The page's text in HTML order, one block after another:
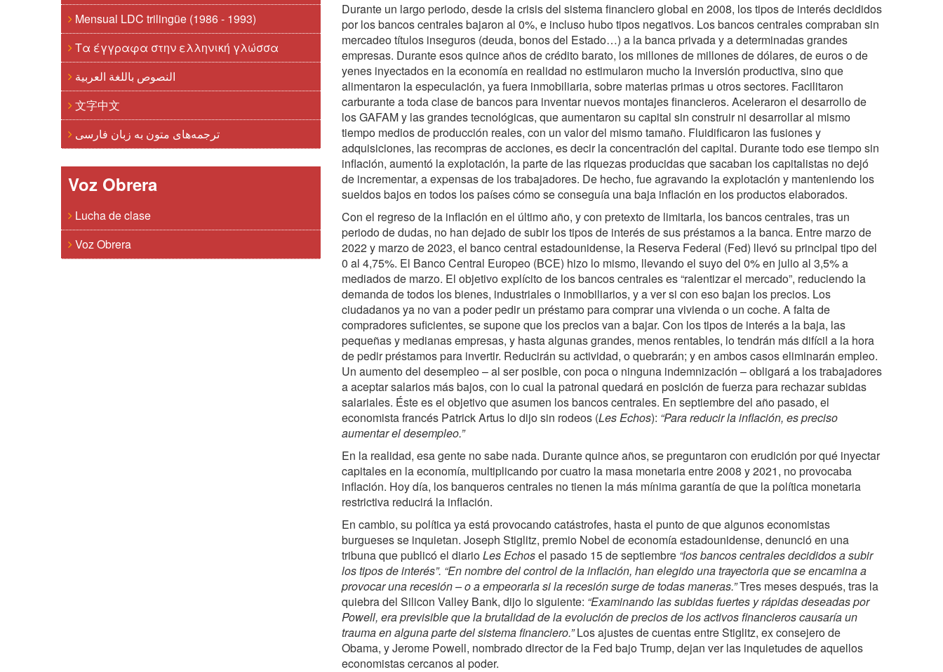
Mensual LDC trilingüe (1986 - 1993)
Τα έγγραφα στην ελληνική γλώσσα
النصوص باللغة العربية
文字中文
ترجمه‌های متون به زبان فارسی
Voz Obrera
Lucha de clase
Voz Obrera
Durante un largo periodo, desde la crisis del sistema financiero global en 2008, los tipos de interés decididos
por los bancos centrales bajaron al 0%, e incluso hubo tipos negativos. Los bancos centrales compraban sin
mercadeo títulos inseguros (deuda, bonos del Estado…) a la banca privada y a determinadas grandes
empresas. Durante esos quince años de crédito barato, los millones de millones de dólares, de euros o de
yenes inyectados en la economía en realidad no estimularon mucho la inversión productiva, sino que
alimentaron la especulación, ya fuera inmobiliaria, sobre materias primas u otros sectores. Facilitaron
carburante a toda clase de bancos para inventar nuevos montajes financieros. Aceleraron el desarrollo de
los GAFAM y las grandes tecnológicas, que aumentaron su capital sin construir ni desarrollar al mismo
tiempo medios de producción reales, con un valor del mismo tamaño. Fluidificaron las fusiones y
adquisiciones, las recompras de acciones, es decir la concentración del capital. Durante todo ese tiempo sin
inflación, aumentó la explotación, la parte de las riquezas producidas que sacaban los capitalistas no dejó
de incrementar, a expensas de los trabajadores. De hecho, fue agravando la explotación y manteniendo los
sueldos bajos en todos los países cómo se conseguía una baja inflación en los productos elaborados.
Con el regreso de la inflación en el último año, y con pretexto de limitarla, los bancos centrales, tras un
periodo de dudas, no han dejado de subir los tipos de interés de sus préstamos a la banca. Entre marzo de
2022 y marzo de 2023, el banco central estadounidense, la Reserva Federal (Fed) llevó su principal tipo del
0 al 4,75%. El Banco Central Europeo (BCE) hizo lo mismo, llevando el suyo del 0% en julio al 3,5% a
mediados de marzo. El objetivo explícito de los bancos centrales es “ralentizar el mercado”, reduciendo la
demanda de todos los bienes, industriales o inmobiliarios, y a ver si con eso bajan los precios. Los
ciudadanos ya no van a poder pedir un préstamo para comprar una vivienda o un coche. A falta de
compradores suficientes, se supone que los precios van a bajar. Con los tipos de interés a la baja, las
pequeñas y medianas empresas, y hasta algunas grandes, menos rentables, lo tendrán más difícil a la hora
de pedir préstamos para invertir. Reducirán su actividad, o quebrarán; y en ambos casos eliminarán empleo.
Un aumento del desempleo – al ser posible, con poca o ninguna indemnización – obligará a los trabajadores
a aceptar salarios más bajos, con lo cual la patronal quedará en posición de fuerza para rechazar subidas
salariales. Éste es el objetivo que asumen los bancos centrales. En septiembre del año pasado, el
economista francés Patrick Artus lo dijo sin rodeos (Les Echos): “Para reducir la inflación, es preciso
aumentar el desempleo.”
En la realidad, esa gente no sabe nada. Durante quince años, se preguntaron con erudición por qué inyectar
capitales en la economía, multiplicando por cuatro la masa monetaria entre 2008 y 2021, no provocaba
inflación. Hoy día, los banqueros centrales no tienen la más mínima garantía de que la política monetaria
restrictiva reducirá la inflación.
En cambio, su política ya está provocando catástrofes, hasta el punto de que algunos economistas
burgueses se inquietan. Joseph Stiglitz, premio Nobel de economía estadounidense, denunció en una
tribuna que publicó el diarioLes Echosel pasado 15 de septiembre “los bancos centrales decididos a subir
los tipos de interés”. “En nombre del control de la inflación, han elegido una trayectoria que se encamina a
provocar una recesión – o a empeorarla si la recesión surge de todas maneras.”Tres meses después, tras la
quiebra del Silicon Valley Bank, dijo lo siguiente: “Examinando las subidas fuertes y rápidas deseadas por
Powell, era previsible que la brutalidad de la evolución de precios de los activos financieros causaría un
trauma en alguna parte del sistema financiero.”Los ajustes de cuentas entre Stiglitz, ex consejero de
Obama, y Jerome Powell, nombrado director de la Fed bajo Trump, dejan ver las inquietudes de aquellos
economistas cercanos al poder.